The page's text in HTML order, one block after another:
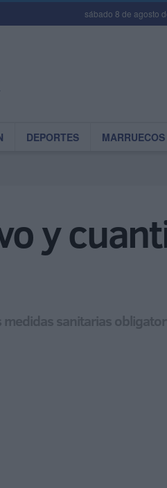
sábado 8 de agosto
DEPORTES MARRUECOS
y
sanitarias